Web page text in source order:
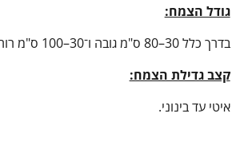
גודל הצמח:
בדרך כלל 30–80 ס"מ גובה ו־30–100 ס"מ רוחב.
קצב גדילת הצמח:
איטי עד בינוני.